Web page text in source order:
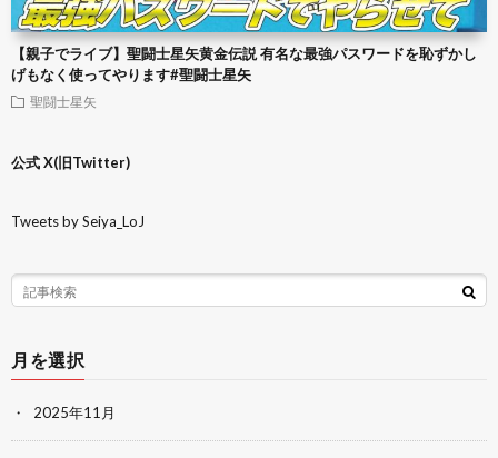
【親子でライブ】聖闘士星矢黄金伝説 有名な最強パスワードを恥ずかし
げもなく使ってやります#聖闘士星矢
聖闘士星矢
公式 X(旧Twitter)
Tweets by Seiya_LoJ
月を選択
2025年11月